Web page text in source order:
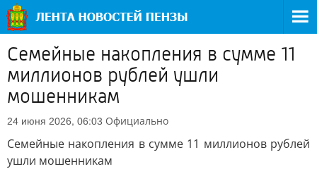
Семейные накопления в сумме 11
миллионов рублей ушли
мошенникам
24 июня 2026, 06:03 Официально
Семейные накопления в сумме 11 миллионов рублей
ушли мошенникам